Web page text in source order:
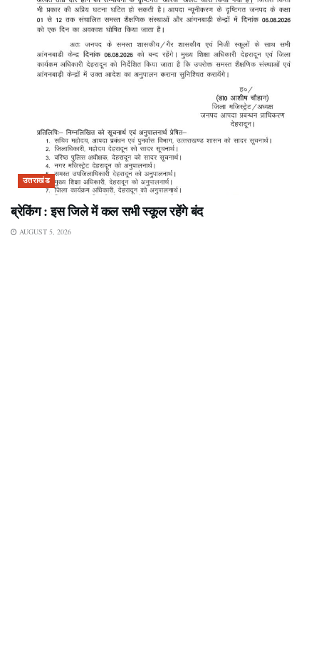
उत्तराखंड
ब्रेकिंग : इस जिले में कल सभी स्कूल रहेंगे बंद
AUGUST 5, 2026